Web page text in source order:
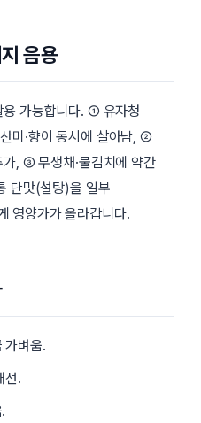
음용
용 가능합니다. ① 유자청
미·향이 동시에 살아남, ②
가, ③ 무생채·물김치에 약간
단맛(설탕)을 일부
영양가가 올라갑니다.
벼움.
선.